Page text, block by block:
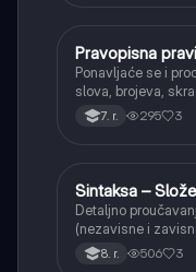
Srpski jezik
Pravopisna
Ponavljaće se i
slova, brojeva,
interpunkcije, sa
složenoj rečenici.
7. r. 295 3
Srpski jezik
Sintaksa –
Detaljno
(nezavisne i
povezuju.
8. r. 506 3